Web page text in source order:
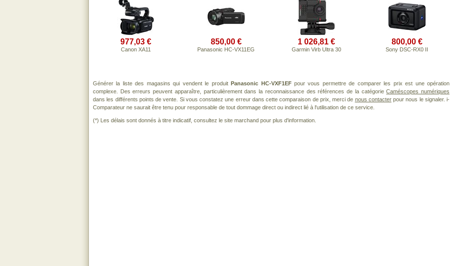
977,03 €
Canon XA11
850,00 €
Panasonic HC-VX11EG
1 026,81 €
Garmin Virb Ultra 30
800,00 €
Sony DSC-RX0 II
Générer la liste des magasins qui vendent le produitPanasonic HC-VXF1EFpour vous permettre de comparer les prix est une opération
complexe. Des erreurs peuvent apparaître, particulièrement dans la reconnaissance des références de la catégorieCaméscopes numériques
dans les différents points de vente. Si vous constatez une erreur dans cette comparaison de prix, merci de nous contacterpour nous le signaler. i-
Comparateur ne saurait être tenu pour responsable de tout dommage direct ou indirect lié à l'utilisation de ce service.
(*) Les délais sont donnés à titre indicatif, consultez le site marchand pour plus d'information.